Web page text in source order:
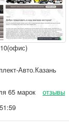
Авто.Казань
65 марок
отзывы